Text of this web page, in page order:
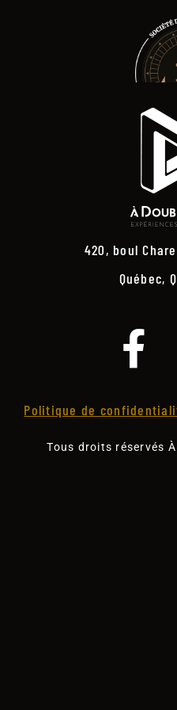
420, boul
Québec,
Politique de
Tous droits réservés